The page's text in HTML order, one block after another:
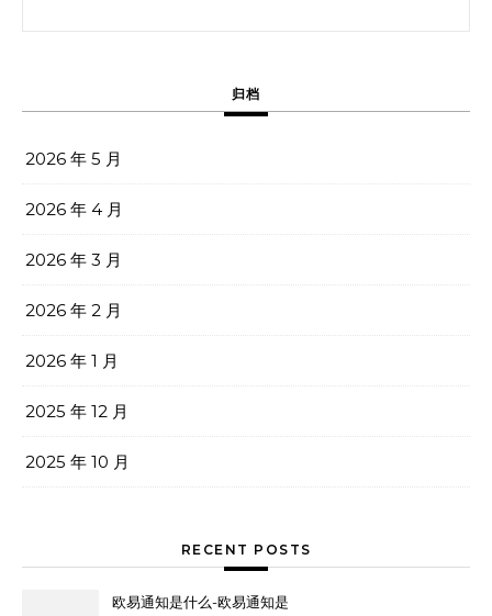
归档
2026 年 5 月
2026 年 4 月
2026 年 3 月
2026 年 2 月
2026 年 1 月
2025 年 12 月
2025 年 10 月
RECENT POSTS
欧易通知是什么-欧易通知是